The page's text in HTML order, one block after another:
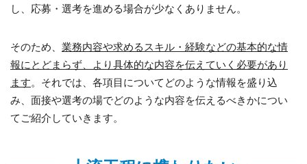
し、応募・選考を進める場合が少なくありません。
そのため、 業務内容や求めるスキル・経験などの基本的な情
報にとどまらず、より具体的な内容を伝えていく必要があり
ます。それでは、各項目についてどのような情報を盛り込
み、面接や選考の場でどのような内容を伝えるべきかについ
てご紹介していきます。